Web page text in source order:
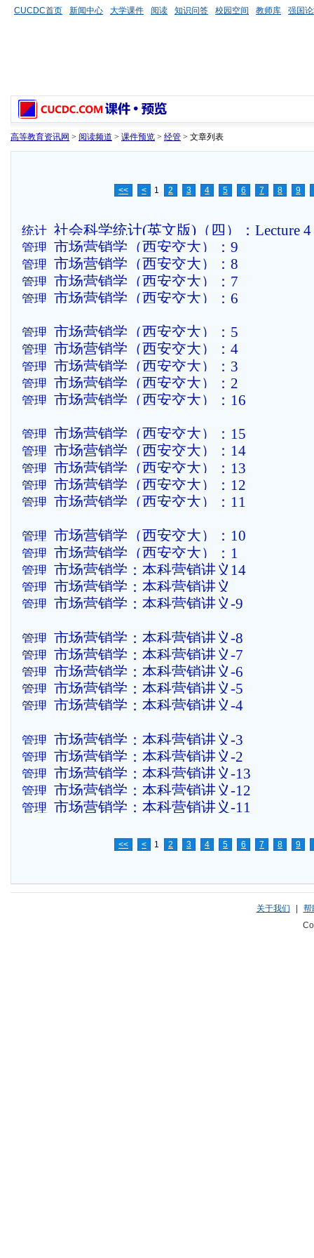
CUCDC首页 新闻中心 大学课件 阅读 知识问答 校园空间 教师库 强国
高等教育资讯网 > 阅读频道 > 课件预览 > 经管 > 文章列表
<< < 1 2 3 4 5 6 7 8 9
统计 社会科学统计(英文版)（四）：Lecture 4
Test (W)
管理 市场营销学（西安交大）：9
管理 市场营销学（西安交大）：8
管理 市场营销学（西安交大）：7
管理 市场营销学（西安交大）：6
管理 市场营销学（西安交大）：5
管理 市场营销学（西安交大）：4
管理 市场营销学（西安交大）：3
管理 市场营销学（西安交大）：2
管理 市场营销学（西安交大）：16
管理 市场营销学（西安交大）：15
管理 市场营销学（西安交大）：14
管理 市场营销学（西安交大）：13
管理 市场营销学（西安交大）：12
管理 市场营销学（西安交大）：11
管理 市场营销学（西安交大）：10
管理 市场营销学（西安交大）：1
管理 市场营销学：本科营销讲义14
管理 市场营销学：本科营销讲义
管理 市场营销学：本科营销讲义-9
管理 市场营销学：本科营销讲义-8
管理 市场营销学：本科营销讲义-7
管理 市场营销学：本科营销讲义-6
管理 市场营销学：本科营销讲义-5
管理 市场营销学：本科营销讲义-4
管理 市场营销学：本科营销讲义-3
管理 市场营销学：本科营销讲义-2
管理 市场营销学：本科营销讲义-13
管理 市场营销学：本科营销讲义-12
管理 市场营销学：本科营销讲义-11
<< < 1 2 3 4 5 6 7 8 9
关于我们 |
帮